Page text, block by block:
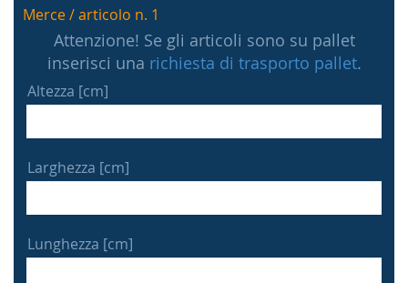
Merce / articolo n. 1
Attenzione! Se gli articoli sono su pallet
inserisci una richiesta di trasporto pallet.
Altezza [cm]
Larghezza [cm]
Lunghezza [cm]